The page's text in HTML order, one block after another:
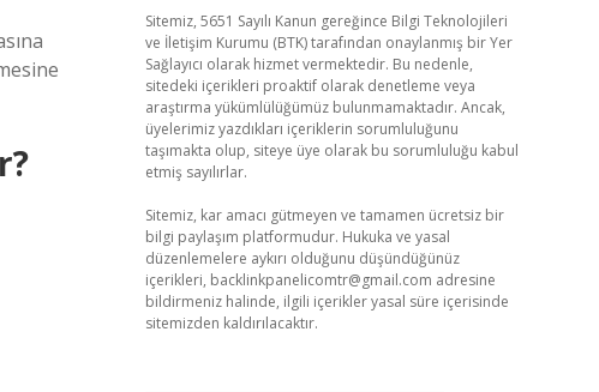
Sitemiz, 5651 Sayılı Kanun gereğince Bilgi Teknolojileri
ve İletişim Kurumu (BTK) tarafından onaylanmış bir Yer
Sağlayıcı olarak hizmet vermektedir. Bu nedenle,
sitedeki içerikleri proaktif olarak denetleme veya
araştırma yükümlülüğümüz bulunmamaktadır. Ancak,
üyelerimiz yazdıkları içeriklerin sorumluluğunu
taşımakta olup, siteye üye olarak bu sorumluluğu kabul
etmiş sayılırlar.
Sitemiz, kar amacı gütmeyen ve tamamen ücretsiz bir
bilgi paylaşım platformudur. Hukuka ve yasal
düzenlemelere aykırı olduğunu düşündüğünüz
içerikleri, backlinkpanelicomtr@gmail.com adresine
bildirmeniz halinde, ilgili içerikler yasal süre içerisinde
sitemizden kaldırılacaktır.